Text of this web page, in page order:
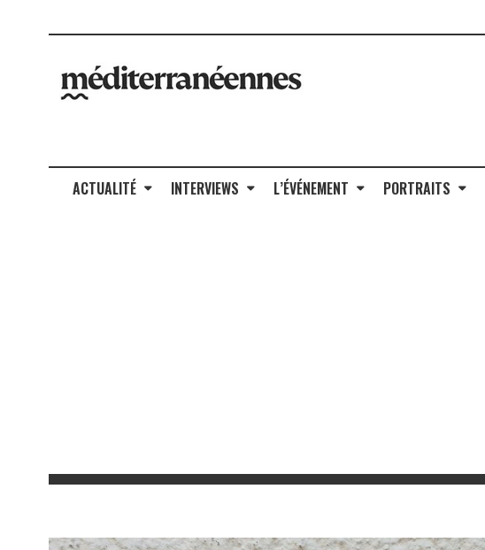
ACTUALITÉ INTERVIEWS L’ÉVÉNEMENT PORTRAITS